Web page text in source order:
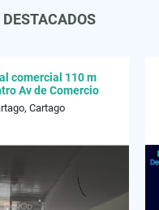
DESTACADOS
comercial 110 m
Av de Comercio
Cartago